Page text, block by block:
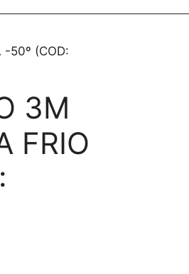
-50º (COD:
3M
FRIO